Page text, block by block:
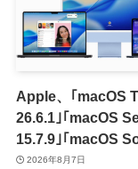
Apple、｢macOS
26.6.1｣｢macOS
15.7.9｣｢macOS
14.8.9｣をリリース
2026年8月7日